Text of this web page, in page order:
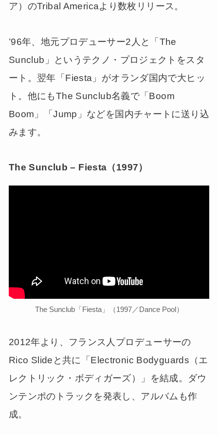
ア）のTribal Americaより数枚リリース。
’96年、地元プロデューサー2人と「The
Sunclub」というテクノ・プロジェクトをスタ
ート。翌年「Fiesta」がオランダ国内で大ヒッ
ト。他にもThe Sunclub名義で「Boom
Boom」「Jump」などを国内チャートに送り込
みます。
The Sunclub – Fiesta（1997）
The Sunclub「Fiesta」（1997／Dance Pool）
2012年より、フランス人プロデューサーの
Rico Slideと共に「Electronic Bodyguards（エ
レクトリック・ボディガーズ）」を結成。ダウ
ンテンポのトラックを発表し、アルバムも作
成。